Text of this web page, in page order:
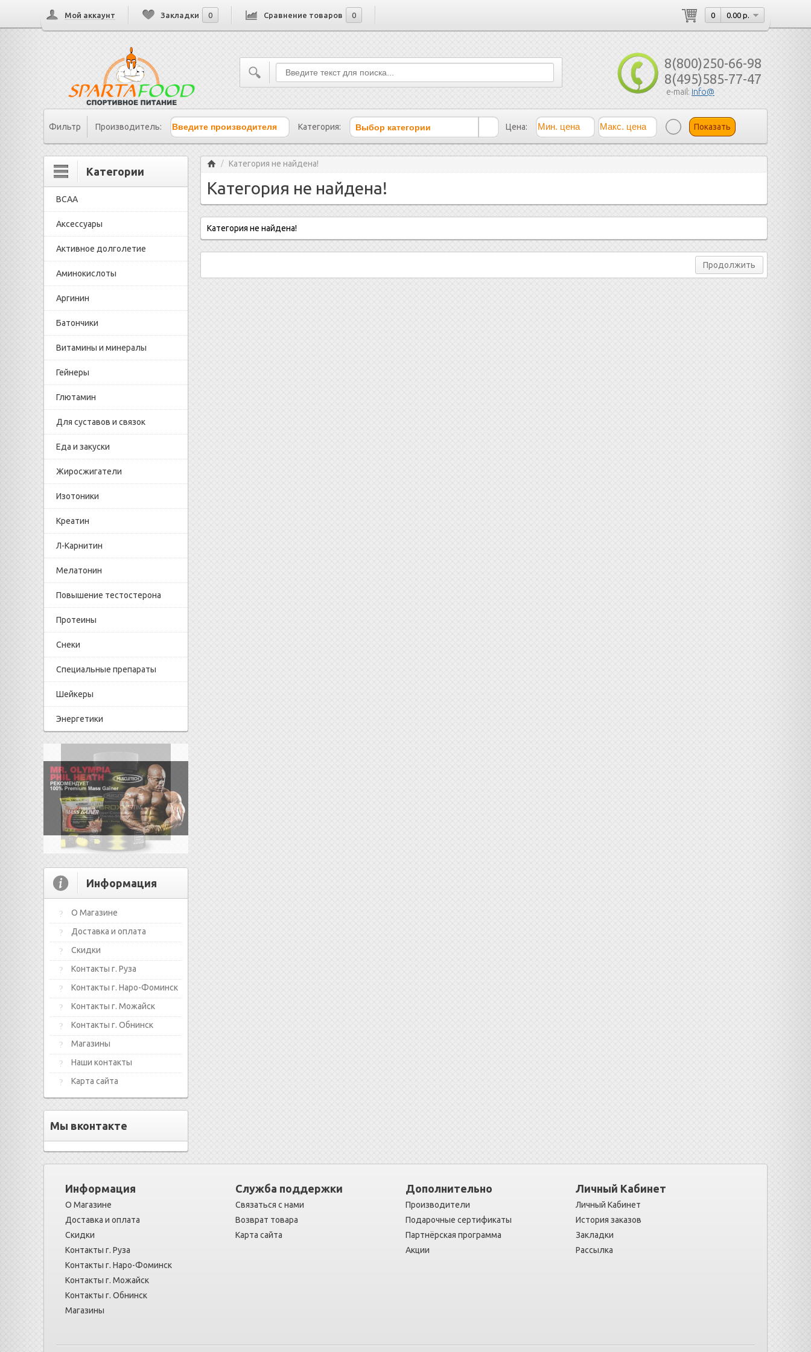
Мой аккаунт Закладки 0 Сравнение товаров 0 0 0.00 р.
8(800)250-66-98
8(495)585-77-47
e-mail: info@
Фильтр Производитель: Категория: Выбор категории Цена: Показать
Категории
BCAA
Аксессуары
Активное долголетие
Аминокислоты
Аргинин
Батончики
Витамины и минералы
Гейнеры
Глютамин
Для суставов и связок
Еда и закуски
Жиросжигатели
Изотоники
Креатин
Л-Карнитин
Мелатонин
Повышение тестостерона
Протеины
Снеки
Специальные препараты
Шейкеры
Энергетики
Информация
О Магазине
Доставка и оплата
Скидки
Контакты г. Руза
Контакты г. Наро-Фоминск
Контакты г. Можайск
Контакты г. Обнинск
Магазины
Наши контакты
Карта сайта
Мы вконтакте
Главная
/ Категория не найдена!
Категория не найдена!
Категория не найдена!
Продолжить
Информация
О Магазине
Доставка и оплата
Скидки
Контакты г. Руза
Контакты г. Наро-Фоминск
Контакты г. Можайск
Контакты г. Обнинск
Магазины
Служба поддержки
Связаться с нами
Возврат товара
Карта сайта
Дополнительно
Производители
Подарочные сертификаты
Партнёрская программа
Акции
Личный Кабинет
Личный Кабинет
История заказов
Закладки
Рассылка